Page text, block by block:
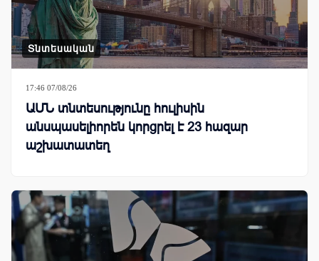
Տնտեսական
17:46 07/08/26
ԱՄՆ տնտեսությունը հուլիսին
անսպասելիորեն կորցրել է 23 հազար
աշխատատեղ